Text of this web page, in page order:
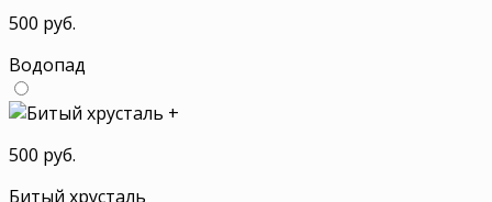
500 руб.
Водопад
+
500 руб.
Битый хрусталь